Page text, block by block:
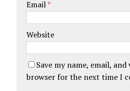
Email*
Website
Save my name, email,
browser for the next time I